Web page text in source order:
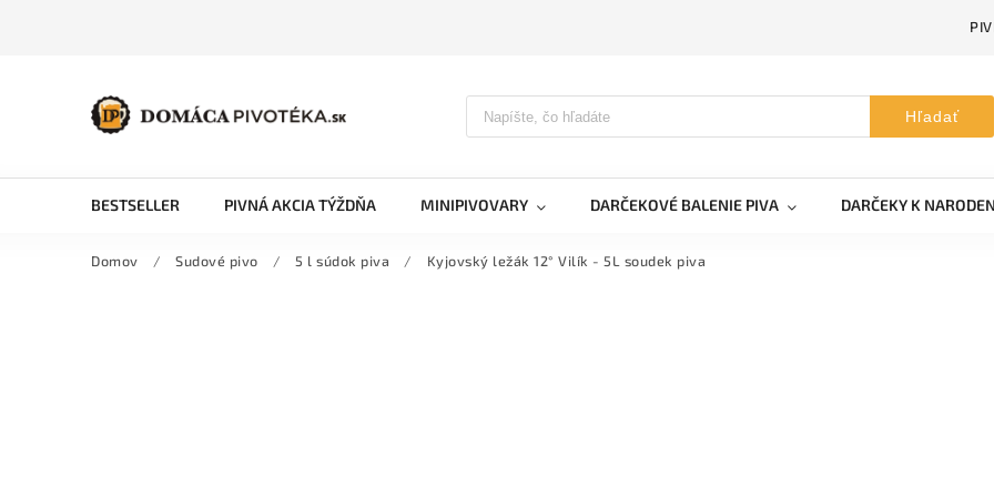
Hľadať
BESTSELLER PIVNÁ AKCIA TÝŽDŇA MINIPIVOVARY DARČEKOVÉ BALENIE PIVA DARČEKY K
Domov / Sudové pivo / 5 l súdok piva / Kyjovský ležák 12° Vilík - 5L soudek piva